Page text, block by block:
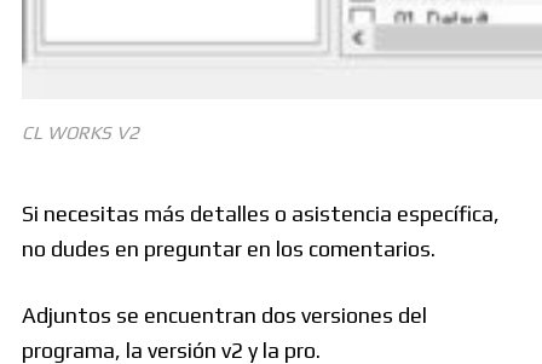
CL WORKS V2
Si necesitas más detalles o asistencia específica,
no dudes en preguntar en los comentarios.
Adjuntos se encuentran dos versiones del
programa, la versión v2 y la pro.